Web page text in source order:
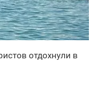
отдохнули в